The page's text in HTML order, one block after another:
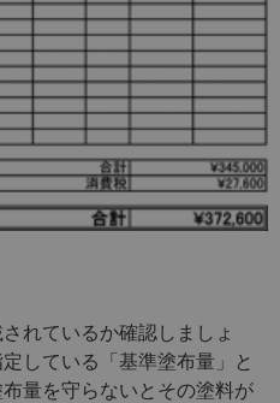
れているか確認しましょ
している「基準塗布量」と
量を守らないとその塗料が